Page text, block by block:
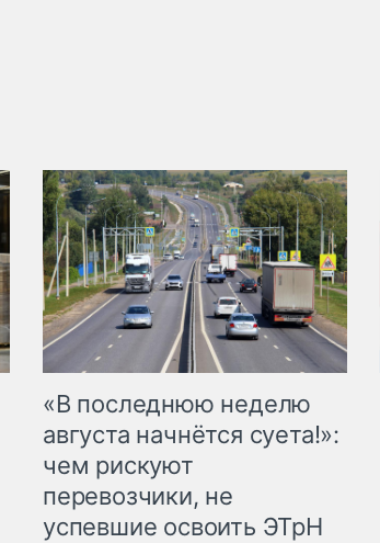
«В последнюю неделю
августа начнётся суета!»:
чем рискуют
перевозчики, не
успевшие освоить ЭТрН